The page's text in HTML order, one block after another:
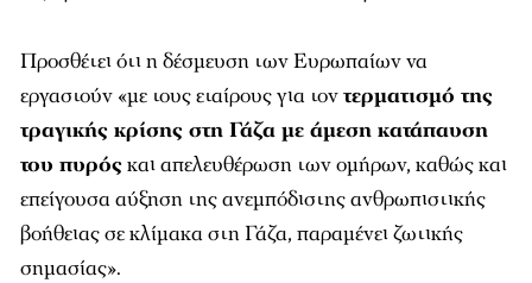
Προσθέτει ότι η δέσμευση των Ευρωπαίων να
εργαστούν «με τους εταίρους για τοντερματισμό της
τραγικής κρίσης στη Γάζα με άμεση κατάπαυση
του πυρόςκαι απελευθέρωση των ομήρων, καθώς και
επείγουσα αύξηση της ανεμπόδιστης ανθρωπιστικής
βοήθειας σε κλίμακα στη Γάζα, παραμένει ζωτικής
σημασίας».